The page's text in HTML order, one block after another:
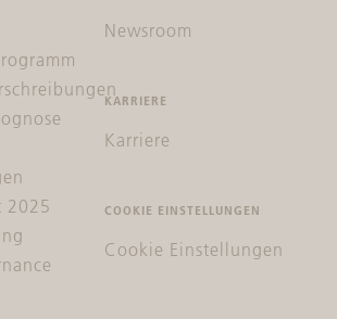
2025
Newsroom
KARRIERE
Karriere
COOKIE EINSTELLUNGEN
Cookie Einstellungen